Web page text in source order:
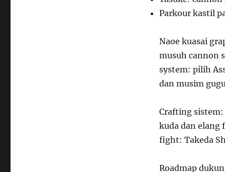
Parkour kastil
Naoe kuasai
musuh cannon
system: pilih
dan musim
Crafting
kuda dan elang
fight: Takeda
Roadmap